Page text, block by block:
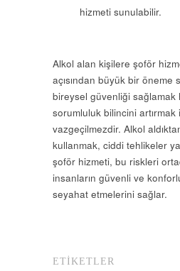
hizmeti sunulabilir.
Alkol alan kişilere şoför
açısından büyük bir öneme
bireysel güvenliği sağlamak
sorumluluk bilincini
vazgeçilmezdir. Alkol
kullanmak, ciddi tehlikeler
şoför hizmeti, bu riskleri
insanların güvenli ve
seyahat etmelerini sağlar.
ETIKETLER